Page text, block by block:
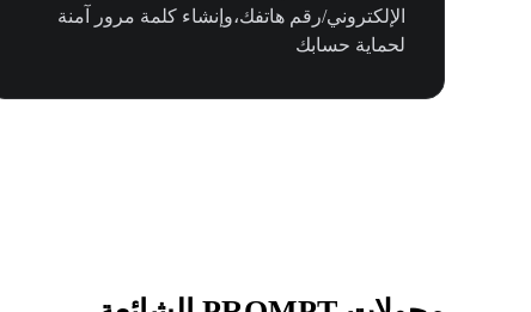
الإلكتروني/رقم هاتفك،وإنشاء كلمة مرور آمنة
لحماية حسابك